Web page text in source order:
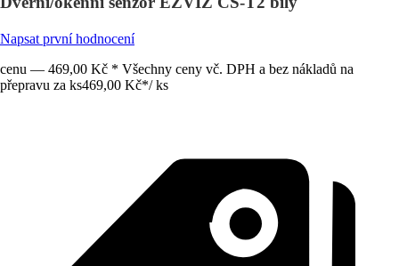
Napsat první hodnocení
cenu — 469,00 Kč * Všechny ceny vč. DPH a bez nákladů na
přepravu za ks469,00 Kč*/ ks